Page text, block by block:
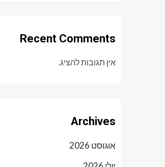
Recent Comments
אין תגובות להציג.
Archives
אוגוסט 2026